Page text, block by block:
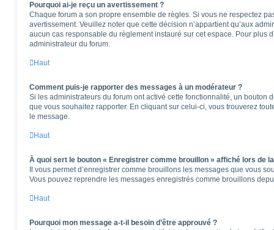
Pourquoi ai-je reçu un avertissement ?
Chaque forum a son propre ensemble de règles. Si vous ne respectez
avertissement. Veuillez noter que cette décision n’appartient qu’aux
aucun cas responsable du règlement instauré sur cet espace. Pour plus
administrateur du forum.
Haut
Comment puis-je rapporter des messages à un modérateur ?
Si les administrateurs du forum ont activé cette fonctionnalité, un bouton
que vous souhaitez rapporter. En cliquant sur celui-ci, vous trouverez
le message.
Haut
À quoi sert le bouton « Enregistrer comme brouillon » affiché lors de
Il vous permet d’enregistrer comme brouillons les messages que vous
Vous pouvez reprendre les messages enregistrés comme brouillons
Haut
Pourquoi mon message a-t-il besoin d’être approuvé ?